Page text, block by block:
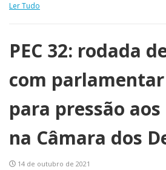
Ler Tudo
PEC 32: rodada
com
para pressão
na Câmara dos
14 de outubro de 2021